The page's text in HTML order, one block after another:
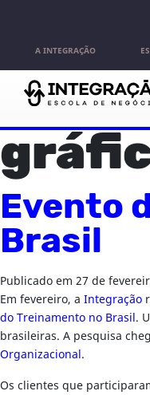
A INTEGRAÇÃO
Escolas
Evento
Brasil
Publicado em 27 de
Em fevereiro, a Integração
do Treinamento no Brasil.
brasileiras. A pesquisa
Organizacional.
Os clientes que